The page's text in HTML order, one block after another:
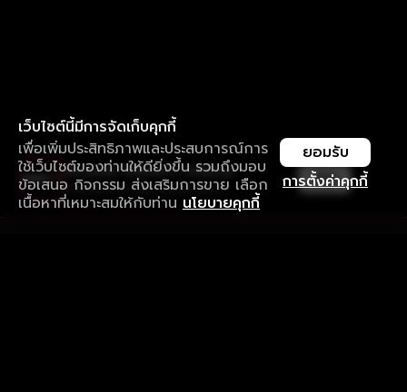
เว็บไซต์นี้มีการจัดเก็บคุกกี้
เพื่อเพิ่มประสิทธิภาพและประสบการณ์การ
ใช้เว็บไซต์ของท่านให้ดียิ่งขึ้น รวมถึงมอบ
ข้อเสนอ กิจกรรม ส่งเสริมการขาย เลือก
เนื้อหาที่เหมาะสมให้กับท่าน นโยบายคุกกี้
การตั้งค่าคุกกี้
ยอมรับ
ใช้งานแอป ลื่นไหลกว่า ไม่มีสะดุด
ดาวน์โหลดแอปเพื่อการรับชมที่ดีกว่า เปิด